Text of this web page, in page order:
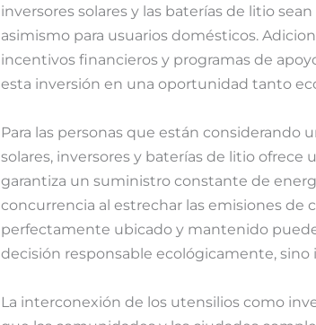
inversores solares y las baterías de litio
asimismo para usuarios domésticos.
incentivos financieros y programas de
esta inversión en una oportunidad tanto
Para las personas que están considerando
solares, inversores y baterías de litio
garantiza un suministro constante de
concurrencia al estrechar las emisiones de
perfectamente ubicado y mantenido
decisión responsable ecológicamente,
La interconexión de los utensilios como